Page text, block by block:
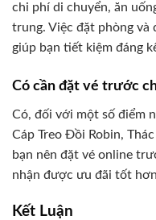
chi phí di chuyển, ăn
trung. Việc đặt phòng
giúp bạn tiết kiệm đáng
Có cần đặt vé trước
Có, đối với một số điểm
Cáp Treo Đồi Robin,
bạn nên đặt vé online
nhận được ưu đãi tốt
Kết Luận